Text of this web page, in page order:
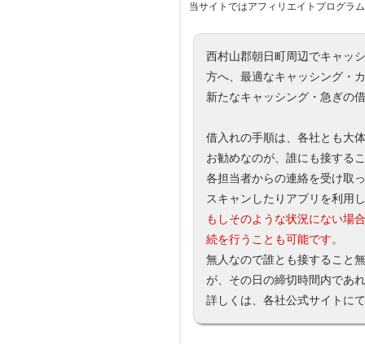
当サイトではアフィリエイトプログラ
西村山郡朝日町周辺でキャッ
方へ、最適なキャッシング・
新たなキャッシング・急ぎの
借入れの手順は、各社とも大
お勧めなのが、誰にも接する
各担当者からの連絡を受け取
スキャンしたりアプリを利用
もしそのような状況にない場
続を行うことも可能です。
無人なので誰とも接すること
が、その日の締切時間内であ
詳しくは、各社公式サイトに